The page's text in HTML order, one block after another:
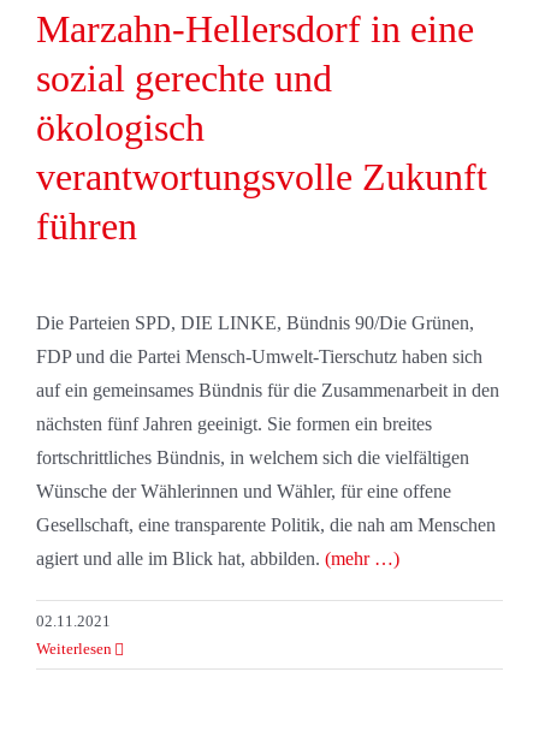
Marzahn-Hellersdorf in eine
sozial gerechte und
ökologisch
verantwortungsvolle Zukunft
führen
Die Parteien SPD, DIE LINKE, Bündnis 90/Die Grünen,
FDP und die Partei Mensch-Umwelt-Tierschutz haben sich
auf ein gemeinsames Bündnis für die Zusammenarbeit in den
nächsten fünf Jahren geeinigt. Sie formen ein breites
fortschrittliches Bündnis, in welchem sich die vielfältigen
Wünsche der Wählerinnen und Wähler, für eine offene
Gesellschaft, eine transparente Politik, die nah am Menschen
agiert und alle im Blick hat, abbilden. (mehr …)
02.11.2021
Weiterlesen